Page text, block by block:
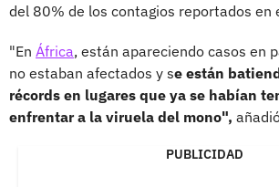
del 80% de los contagios reportados en
"En África, están apareciendo casos en
no estaban afectados y se están
récords en lugares que ya se habían
enfrentar a la viruela del mono",
PUBLICIDAD